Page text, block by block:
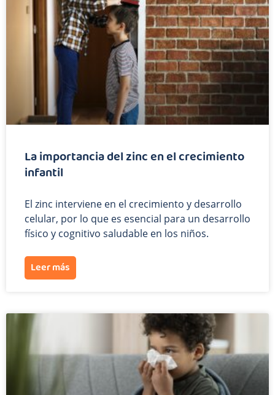
La importancia del zinc en el crecimiento
infantil
El zinc interviene en el crecimiento y desarrollo
celular, por lo que es esencial para un desarrollo
físico y cognitivo saludable en los niños.
Leer más